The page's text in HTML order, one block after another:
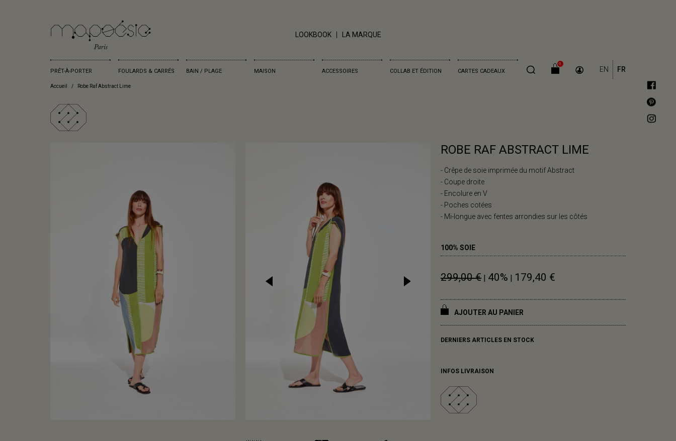
LOOKBOOK LA MARQUE
PRÊT-À-PORTER FOULARDS & CARRÉS BAIN / PLAGE MAISON ACCESSOIRES COLLAB ET ÉDITION CARTES CADEAUX
0
EN FR
Accueil Robe Raf Abstract Lime
ROBE RAF ABSTRACT LIME
- Crêpe de soie imprimée du motif Abstract
- Coupe droite
- Encolure en V
- Poches cotées
- Mi-longue avec fentes arrondies sur les côtés
100% SOIE
299,00 €| 40% | 179,40 €
AJOUTER AU PANIER
DERNIERS ARTICLES EN STOCK
INFOS LIVRAISON